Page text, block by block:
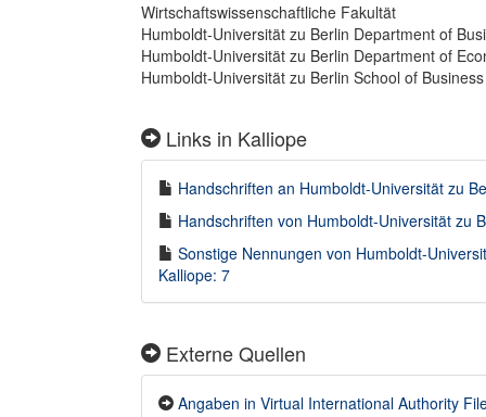
Wirtschaftswissenschaftliche Fakultät
Humboldt-Universität zu Berlin Department of
Humboldt-Universität zu Berlin Department of
Humboldt-Universität zu Berlin School of
Links in Kalliope
Handschriften an Humboldt-Universität zu
Handschriften von Humboldt-Universität zu
Sonstige Nennungen von Humboldt-
Kalliope: 7
Externe Quellen
Angaben in Virtual International Authority